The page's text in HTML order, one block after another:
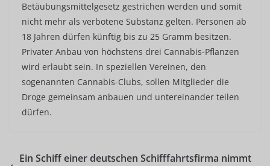
Betäubungsmittelgesetz gestrichen werden und somit
nicht mehr als verbotene Substanz gelten. Personen ab
18 Jahren dürfen künftig bis zu 25 Gramm besitzen.
Privater Anbau von höchstens drei Cannabis-Pflanzen
wird erlaubt sein. In speziellen Vereinen, den
sogenannten Cannabis-Clubs, sollen Mitglieder die
Droge gemeinsam anbauen und untereinander teilen
dürfen.
Ein Schiff einer deutschen Schifffahrtsfirma nimmt